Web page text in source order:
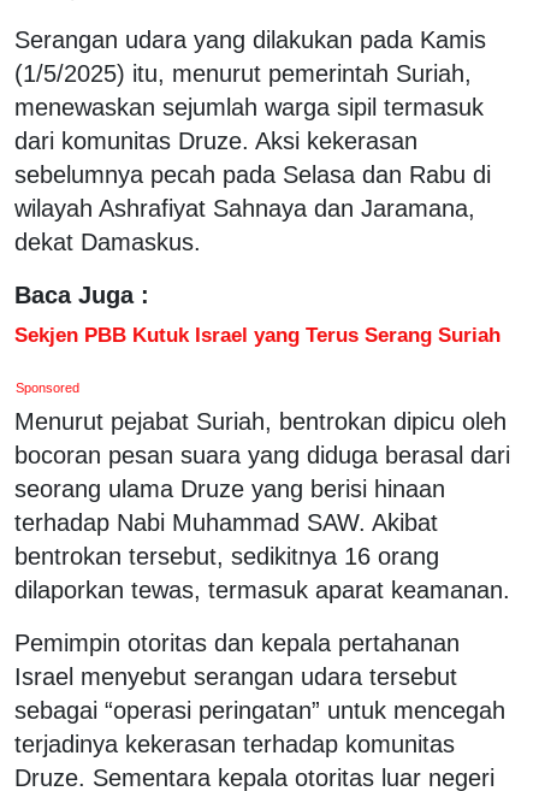
Serangan udara yang dilakukan pada Kamis
(1/5/2025) itu, menurut pemerintah Suriah,
menewaskan sejumlah warga sipil termasuk
dari komunitas Druze. Aksi kekerasan
sebelumnya pecah pada Selasa dan Rabu di
wilayah Ashrafiyat Sahnaya dan Jaramana,
dekat Damaskus.
Baca Juga :
Sekjen PBB Kutuk Israel yang Terus Serang Suriah
Sponsored
Menurut pejabat Suriah, bentrokan dipicu oleh
bocoran pesan suara yang diduga berasal dari
seorang ulama Druze yang berisi hinaan
terhadap Nabi Muhammad SAW. Akibat
bentrokan tersebut, sedikitnya 16 orang
dilaporkan tewas, termasuk aparat keamanan.
Pemimpin otoritas dan kepala pertahanan
Israel menyebut serangan udara tersebut
sebagai “operasi peringatan” untuk mencegah
terjadinya kekerasan terhadap komunitas
Druze. Sementara kepala otoritas luar negeri